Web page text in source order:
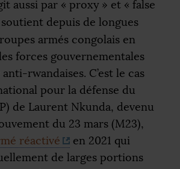
aussi par « proxy » et « false
depuis de longues
armés congolais en
forces gouvernementales
rwandaises. C’est le cas
pour la défense du
) de Laurent Nkunda, devenu
du 23 mars (M23),
réactivé
en 2021 qui
de larges portions